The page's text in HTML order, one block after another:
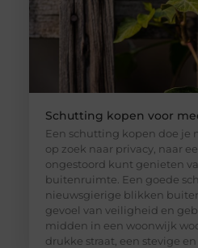
Schutting kopen voor
Een schutting kopen doe je
op zoek naar privacy, naar
ongestoord kunt genieten
buitenruimte. Een goede
nieuwsgierige blikken
gevoel van veiligheid en
midden in een woonwijk
drukke straat, een stevige